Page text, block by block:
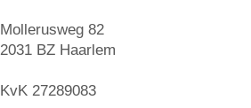
Mollerusweg 82
2031 BZ Haarlem
KvK 27289083